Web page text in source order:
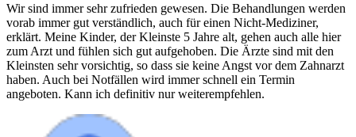
Wir sind immer sehr zufrieden gewesen. Die Behandlungen werden
vorab immer gut verständlich, auch für einen Nicht-Mediziner,
erklärt. Meine Kinder, der Kleinste 5 Jahre alt, gehen auch alle hier
zum Arzt und fühlen sich gut aufgehoben. Die Ärzte sind mit den
Kleinsten sehr vorsichtig, so dass sie keine Angst vor dem Zahnarzt
haben. Auch bei Notfällen wird immer schnell ein Termin
angeboten. Kann ich definitiv nur weiterempfehlen.